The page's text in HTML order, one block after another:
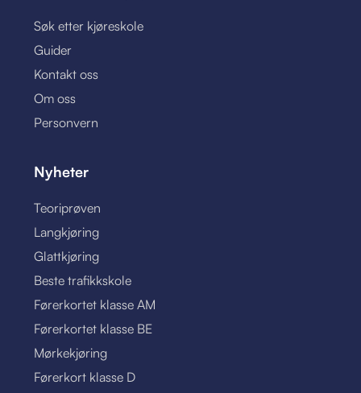
Søk etter kjøreskole
Guider
Kontakt oss
Om oss
Personvern
Nyheter
Teoriprøven
Langkjøring
Glattkjøring
Beste trafikkskole
Førerkortet klasse AM
Førerkortet klasse BE
Mørkekjøring
Førerkort klasse D